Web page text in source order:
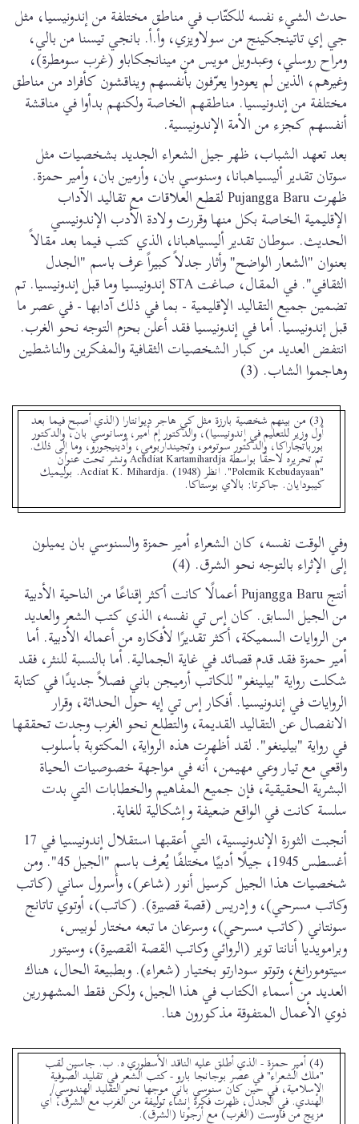
حدث الشيء نفسه للكتّاب في مناطق مختلفة من إندونيسيا، مثل
جي إي تاتينجكينج من سولاويزي، وأ.أ. بانجي تيسنا من بالي،
ومراح روسلي، وعبدويل مويس من مينانجكاباو (غرب سومطرة)،
وغيرهم، الذين لم يعودوا يعرّفون بأنفسهم ويناقشون كأفراد من مناطق
مختلفة من إندونيسيا. مناطقهم الخاصة ولكنهم بدأوا في مناقشة
أنفسهم كجزء من الأمة الإندونيسية.
بعد تعهد الشباب، ظهر جيل الشعراء الجديد بشخصيات مثل
سوتان تقدير أليسياهبانا، وسنوسي بان، وأرمين بان، وأمير حمزة.
ظهرت Pujangga Baru لقطع العلاقات مع تقاليد الآداب
الإقليمية الخاصة بكل منها وقررت ولادة الأدب الإندونيسي
الحديث. سوطان تقدير أليسياهبانا، الذي كتب فيما بعد مقالاً
بعنوان "الشعار الواضح" وأثار جدلاً كبيراً عرف باسم "الجدل
الثقافي". في المقال، صاغت STA إندونيسيا وما قبل إندونيسيا. تم
تضمين جميع التقاليد الإقليمية - بما في ذلك آدابها - في عصر ما
قبل إندونيسيا. أما في إندونيسيا فقد أعلن بحزم التوجه نحو الغرب.
انتفض العديد من كبار الشخصيات الثقافية والمفكرين والناشطين
وهاجموا الشاب. (3)
(3) من بينهم شخصية بارزة مثل كي هاجر ديوانتارا (الذي أصبح فيما بعد
أول وزير للتعليم في إندونيسيا)، والدكتور إم أمير، وسانوسي بان، والدكتور
بورباتجاراكا، والدكتور سوتومو، وتجينداربومي، وأدينيجورو، وما إلى ذلك.
تم تحريره لاحقًا بواسطة Achdiat Kartamihardja ونشر تحت عنوان
"Polemik Kebudayaan". انظر Acdiat K. Mihardja. (1948). بوليميك
كيبودايان. جاكرتا: بالاي بوستاكا.
وفي الوقت نفسه، كان الشعراء أمير حمزة والسنوسي بان يميلون
إلى الإثراء بالتوجه نحو الشرق. (4)
أنتج Pujangga Baru أعمالًا كانت أكثر إقناعًا من الناحية الأدبية
من الجيل السابق. كان إس تي نفسه، الذي كتب الشعر والعديد
من الروايات السميكة، أكثر تقديرًا لأفكاره من أعماله الأدبية. أما
أمير حمزة فقد قدم قصائد في غاية الجمالية. أما بالنسبة للنثر، فقد
شكلت رواية "بيلينغو" للكاتب أرميجن باني فصلاً جديدًا في كتابة
الروايات في إندونيسيا. أفكار إس تي إيه حول الحداثة، وقرار
الانفصال عن التقاليد القديمة، والتطلع نحو الغرب وجدت تحققها
في رواية "بيلينغو". لقد أظهرت هذه الرواية، المكتوبة بأسلوب
واقعي مع تيار وعي مهيمن، أنه في مواجهة خصوصيات الحياة
البشرية الحقيقية، فإن جميع المفاهيم والخطابات التي بدت
سلسة كانت في الواقع ضعيفة وإشكالية للغاية.
أنجبت الثورة الإندونيسية، التي أعقبها استقلال إندونيسيا في 17
أغسطس 1945، جيلًا أدبيًا مختلفًا يُعرف باسم "الجيل 45". ومن
شخصيات هذا الجيل كرسيل أنور (شاعر)، وأسرول ساني (كاتب
وكاتب مسرحي)، وإدريس (قصة قصيرة). (كاتب)، أوتوي تاتانج
سونتاني (كاتب مسرحي)، وسرعان ما تبعه مختار لوبيس،
وبرامويديا أنانتا توير (الروائي وكاتب القصة القصيرة)، وسيتور
سيتومورانغ، وتوتو سودارتو بختيار (شعراء). وبطبيعة الحال، هناك
العديد من أسماء الكتاب في هذا الجيل، ولكن فقط المشهورين
ذوي الأعمال المتفوقة مذكورون هنا.
(4) أمير حمزة - الذي أطلق عليه الناقد الأسطوري ه. ب. جاسين لقب
"ملك الشعراء" في عصر بوجانجا بارو - كتب الشعر في تقليد الصوفية
الإسلامية، في حين كان سنوسي باني موجها نحو التقليد الهندوسي/
الهندي. في الجدل، ظهرت فكرة إنشاء توليفة من الغرب مع الشرق، أي
مزيج من فاوست (الغرب) مع أرجونا (الشرق).